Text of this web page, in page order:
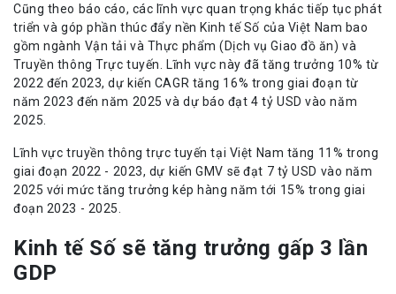
Cũng theo báo cáo, các lĩnh vực quan trọng khác tiếp tục phát
triển và góp phần thúc đẩy nền Kinh tế Số của Việt Nam bao
gồm ngành Vận tải và Thực phẩm (Dịch vụ Giao đồ ăn) và
Truyền thông Trực tuyến. Lĩnh vực này đã tăng trưởng 10% từ
2022 đến 2023, dự kiến CAGR tăng 16% trong giai đoạn từ
năm 2023 đến năm 2025 và dự báo đạt 4 tỷ USD vào năm
2025.
Lĩnh vực truyền thông trực tuyến tại Việt Nam tăng 11% trong
giai đoạn 2022 - 2023, dự kiến GMV sẽ đạt 7 tỷ USD vào năm
2025 với mức tăng trưởng kép hàng năm tới 15% trong giai
đoạn 2023 - 2025.
Kinh tế Số sẽ tăng trưởng gấp 3 lần
GDP